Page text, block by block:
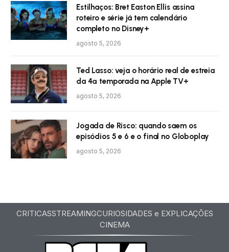
Estilhaços: Bret Easton Ellis assina
roteiro e série já tem calendário
completo no Disney+
agosto 5, 2026
Ted Lasso: veja o horário real de estreia
da 4ª temporada na Apple TV+
agosto 5, 2026
Jogada de Risco: quando saem os
episódios 5 e 6 e o final no Globoplay
agosto 5, 2026
CRITICASSTREAMINGCURIOSIDADES e EXPLICAÇÕES
CINEMA